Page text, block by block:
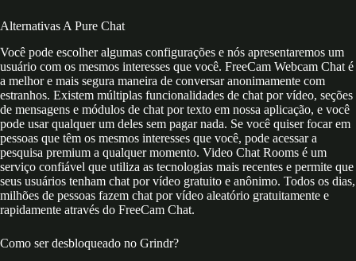
Alternativas A Pure Chat
Você pode escolher algumas configurações e nós apresentaremos um
usuário com os mesmos interesses que você. FreeCam Webcam Chat é
a melhor e mais segura maneira de conversar anonimamente com
estranhos. Existem múltiplas funcionalidades de chat por vídeo, seções
de mensagens e módulos de chat por texto em nossa aplicação, e você
pode usar qualquer um deles sem pagar nada. Se você quiser focar em
pessoas que têm os mesmos interesses que você, pode acessar a
pesquisa premium a qualquer momento. Video Chat Rooms é um
serviço confiável que utiliza as tecnologias mais recentes e permite que
seus usuários tenham chat por vídeo gratuito e anônimo. Todos os dias,
milhões de pessoas fazem chat por vídeo aleatório gratuitamente e
rapidamente através do FreeCam Chat.
Como ser desbloqueado no Grindr?